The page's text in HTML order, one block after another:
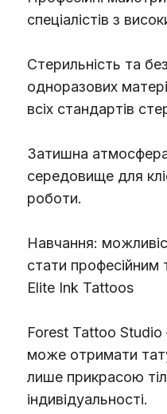
спеціалістів з
Стерильність та
одноразових
всіх стандартів
Затишна
середовище для
роботи.
Навчання:
стати
Elite Ink Tattoos
Forest Tattoo
може отримати
лише прикрасою
індивідуальності.